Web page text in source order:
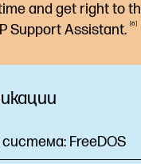
and get right to
SupportAssistant. 6
система: FreeDOS